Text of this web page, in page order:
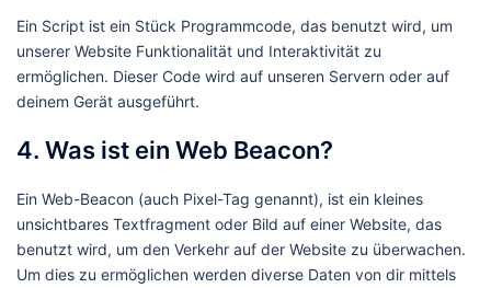
Ein Script ist ein Stück Programmcode, das benutzt wird, um
unserer Website Funktionalität und Interaktivität zu
ermöglichen. Dieser Code wird auf unseren Servern oder auf
deinem Gerät ausgeführt.
4. Was ist ein Web Beacon?
Ein Web-Beacon (auch Pixel-Tag genannt), ist ein kleines
unsichtbares Textfragment oder Bild auf einer Website, das
benutzt wird, um den Verkehr auf der Website zu überwachen.
Um dies zu ermöglichen werden diverse Daten von dir mittels